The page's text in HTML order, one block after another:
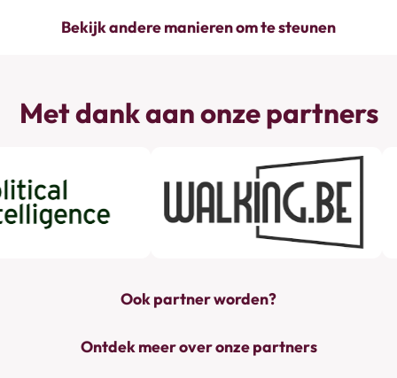
Bekijk andere manieren om te steunen
Met dank aan onze partners
Ook partner worden?
Ontdek meer over onze partners